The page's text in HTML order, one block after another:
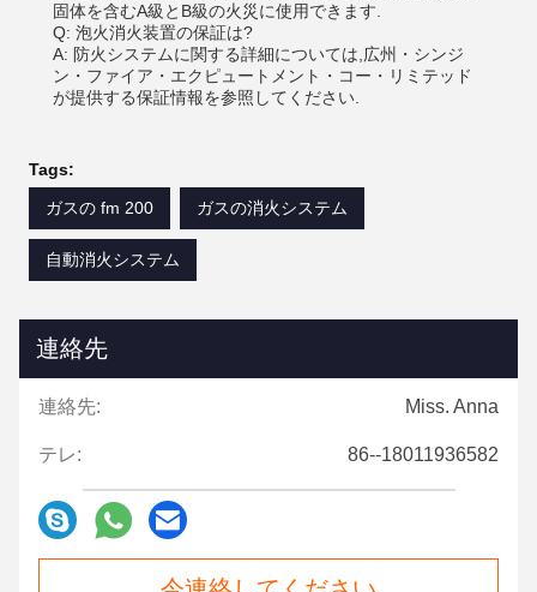
固体を含むA級とB級の火災に使用できます.
Q: 泡火消火装置の保証は?
A: 防火システムに関する詳細については,広州・シンジ
ン・ファイア・エクピュートメント・コー・リミテッド
が提供する保証情報を参照してください.
Tags:
ガスの fm 200
ガスの消火システム
自動消火システム
連絡先
連絡先: Miss. Anna
テレ: 86--18011936582